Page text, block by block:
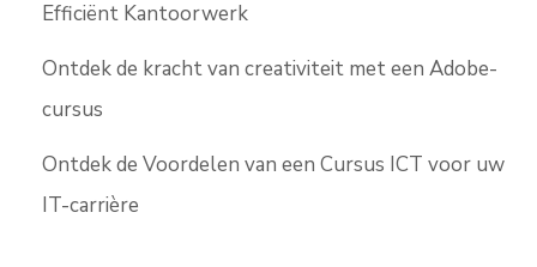
Efficiënt Kantoorwerk
Ontdek de kracht van creativiteit met een Adobe-
cursus
Ontdek de Voordelen van een Cursus ICT voor uw
IT-carrière